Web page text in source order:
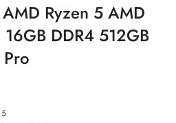
Ryzen 5 AMD
DDR4 512GB